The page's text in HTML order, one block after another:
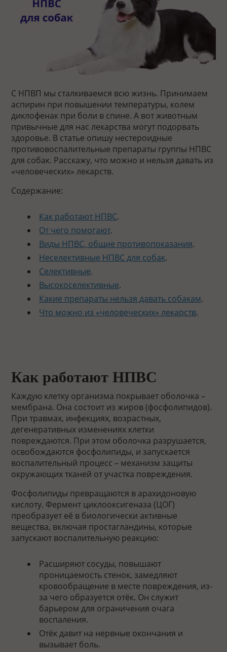
С НПВП мы сталкиваемся всю жизнь. Принимаем
аспирин при повышении температуры, колем
диклофенак при боли в спине. А вот животным
привычные для нас лекарства могут подорвать
здоровье. В статье опишу нестероидные
противовоспалительные препараты группы НПВС
для собак. Расскажу, что можно и нельзя давать из
«человеческих» лекарств.
Содержание:
Как работают НПВС.
От чего помогают.
Виды НПВС, общие противопоказания.
Неселективные НПВС для собак.
Селективные.
Высокоселективные.
Какие препараты нельзя давать собакам.
Что можно из «человеческих» лекарств.
Как работают НПВС
Каждую клетку организма покрывает оболочка –
мембрана. Она состоит из жиров (фосфолипидов).
При травмах, инфекциях, возрастных,
дегенеративных изменениях клетки
повреждаются. При этом оболочка разрушается,
освобождаются фосфолипиды, и запускается
воспалительный процесс – механизм защиты
окружающих тканей от участка повреждения.
Фосфолипиды превращаются в арахидоновую
кислоту. Фермент циклооксигеназа (ЦОГ)
преобразует её в биологически активные
вещества, включая простагландины, которые
запускают воспалительную реакцию:
Расширяют сосуды, повышают
проницаемость стенок, замедляют
кровообращение в месте повреждения, из-
за чего образуется отёк. Он служит
барьером для ограничения очага
воспаления.
Отёк давит на нервные окончания и
вызывает боль.